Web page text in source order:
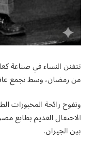
تتفنن النساء في صناعة
من رمضان، وسط تجمع
وتفوح رائحة المخبوزات
الاحتفال القديم بطابع
بين الجيران.